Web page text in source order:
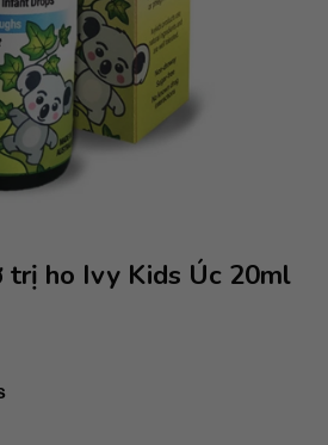
trị ho Ivy Kids Úc 20ml